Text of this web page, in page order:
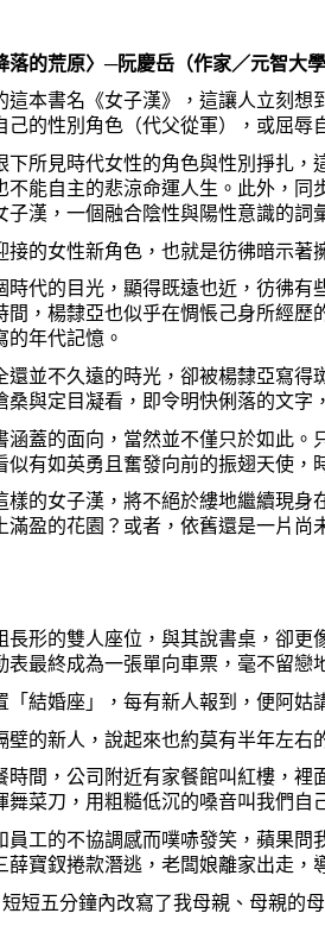
的荒原〉─阮慶岳（作家／元智大學
書名《女子漢》，這讓人立刻想
己的性別角色（代父從軍），或屈
見時代女性的角色與性別掙扎，這
不能自主的悲涼命運人生。此外，
子漢，一個融合陰性與陽性意識的詞
女性新角色，也就是彷彿暗示著
的目光，顯得既遠也近，彷彿有
間，楊隸亞也似乎在惆悵己身所經
的年代記憶。
不久遠的時光，卻被楊隸亞寫得
桑與定目凝看，即令明快俐落的文字
的面向，當然並不僅只於如此。
似有如英勇且奮發向前的振翅天使
女子漢，將不絕於縷地繼續現身在
滿盈的花園？或者，依舊還是一片尚
長形的雙人座位，與其說書桌，卻
表最終成為一張單向車票，毫不留戀
「結婚座」，每有新人報到，便阿姑
壁的新人，說起來也約莫有半年左
時間，公司附近有家餐館叫紅樓，
舞菜刀，用粗糙低沉的嗓音叫我們
員工的不協調感而噗哧發笑，蘋果
薛寶釵捲款潛逃，老闆娘離家出走
短五分鐘內改寫了我母親、母親的